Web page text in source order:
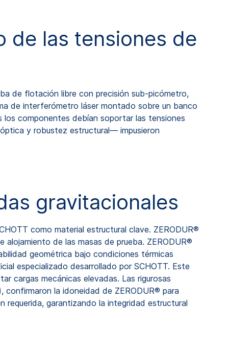
de las tensiones de
de flotación libre con precisión sub-picómetro,
de interferómetro láser montado sobre un banco
componentes debían soportar las tensiones
y robustez estructural— impusieron
gravitacionales
como material estructural clave. ZERODUR®
de las masas de prueba. ZERODUR®
geométrica bajo condiciones térmicas
especializado desarrollado por SCHOTT. Este
cargas mecánicas elevadas. Las rigurosas
confirmaron la idoneidad de ZERODUR® para
requerida, garantizando la integridad estructural